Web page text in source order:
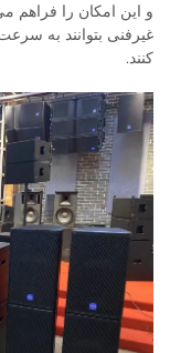
و این امکان را فراهم
غیرفنی بتوانند به
کنند.